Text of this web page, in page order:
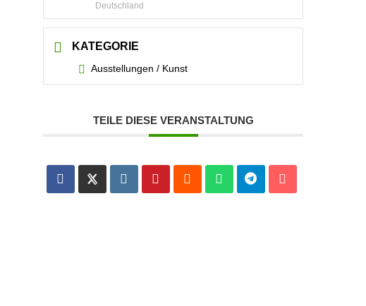
Deutschland
KATEGORIE
Ausstellungen / Kunst
TEILE DIESE VERANSTALTUNG